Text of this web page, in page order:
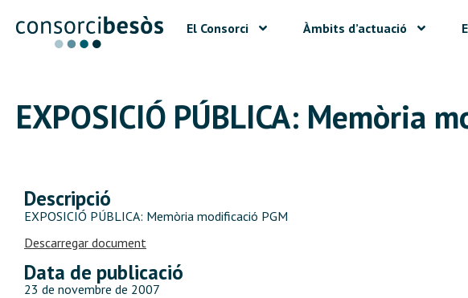
El Consorci Àmbits d’actuació
EXPOSICIÓ PÚBLICA: Memòria
Descripció
EXPOSICIÓ PÚBLICA: Memòria modificació PGM
Descarregar document
Data de publicació
23 de novembre de 2007